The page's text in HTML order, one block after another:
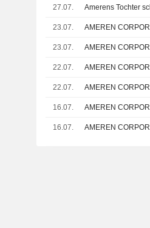
27.07. Amerens Tochter
23.07.
23.07.
22.07.
22.07.
16.07.
16.07.